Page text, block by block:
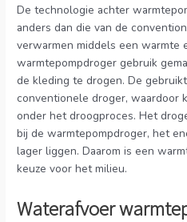
De technologie achter
anders dan die van de
verwarmen middels een warmte
warmtepompdroger gebruik
de kleding te drogen. De
conventionele droger, waardoor
onder het droogproces. Het
bij de warmtepompdroger, het
lager liggen. Daarom is een
keuze voor het milieu.
Waterafvoer